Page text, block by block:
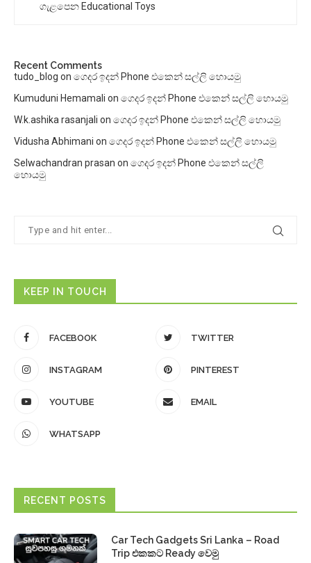
ගැළපෙන Educational Toys
Recent Comments
tudo_blog on ගෙදර ඉදන් Phone එකෙන් සල්ලි හොයමු
Kumuduni Hemamali on ගෙදර ඉදන් Phone එකෙන් සල්ලි හොයමු
W.k.ashika rasanjali on ගෙදර ඉදන් Phone එකෙන් සල්ලි හොයමු
Vidusha Abhimani on ගෙදර ඉදන් Phone එකෙන් සල්ලි හොයමු
Selwachandran prasan on ගෙදර ඉදන් Phone එකෙන් සල්ලි
හොයමු
KEEP IN TOUCH
FACEBOOK TWITTER
INSTAGRAM PINTEREST
YOUTUBE EMAIL
WHATSAPP
RECENT POSTS
Car Tech Gadgets Sri Lanka – Road
Trip එකකට Ready වෙමු